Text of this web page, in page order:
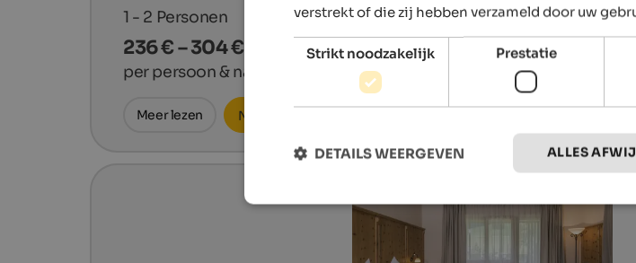
1 - 2 Personen
236 € – 304 €
per persoon & nacht
Meer lezen Nu aanvragen
verstrekt of die zij hebben verzameld door uw
Strikt noodzakelijk Prestatie
ALLES
DETAILS WEERGEVEN